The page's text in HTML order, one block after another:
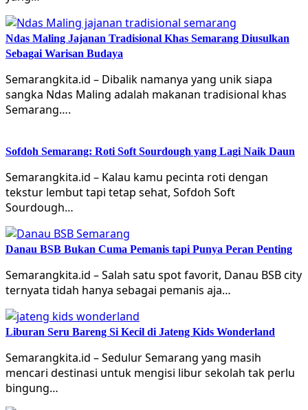
Ndas Maling Jajanan Tradisional Khas Semarang Diusulkan
Sebagai Warisan Budaya
Semarangkita.id – Dibalik namanya yang unik siapa
sangka Ndas Maling adalah makanan tradisional khas
Semarang….
Sofdoh Semarang: Roti Soft Sourdough yang Lagi Naik Daun
Semarangkita.id – Kalau kamu pecinta roti dengan
tekstur lembut tapi tetap sehat, Sofdoh Soft
Sourdough…
Danau BSB Bukan Cuma Pemanis tapi Punya Peran Penting
Semarangkita.id – Salah satu spot favorit, Danau BSB city
ternyata tidah hanya sebagai pemanis aja…
Liburan Seru Bareng Si Kecil di Jateng Kids Wonderland
Semarangkita.id – Sedulur Semarang yang masih
mencari destinasi untuk mengisi libur sekolah tak perlu
bingung…